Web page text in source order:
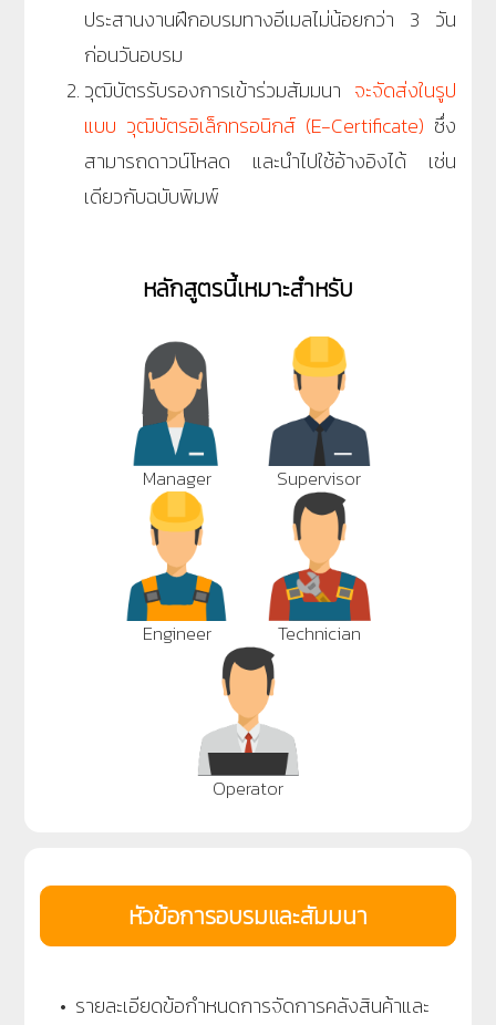
ประสานงานฝึกอบรมทางอีเมลไม่น้อยกว่า 3 วัน
ก่อนวันอบรม
วุฒิบัตรรับรองการเข้าร่วมสัมมนา จะจัดส่งในรูป
แบบ วุฒิบัตรอิเล็กทรอนิกส์ (E-Certificate) ซึ่ง
สามารถดาวน์โหลด และนำไปใช้อ้างอิงได้ เช่น
เดียวกับฉบับพิมพ์
หลักสูตรนี้เหมาะสำหรับ
Manager Supervisor
Engineer Technician
Operator
หัวข้อการอบรมและสัมมนา
• รายละเอียดข้อกำหนดการจัดการคลังสินค้าและ